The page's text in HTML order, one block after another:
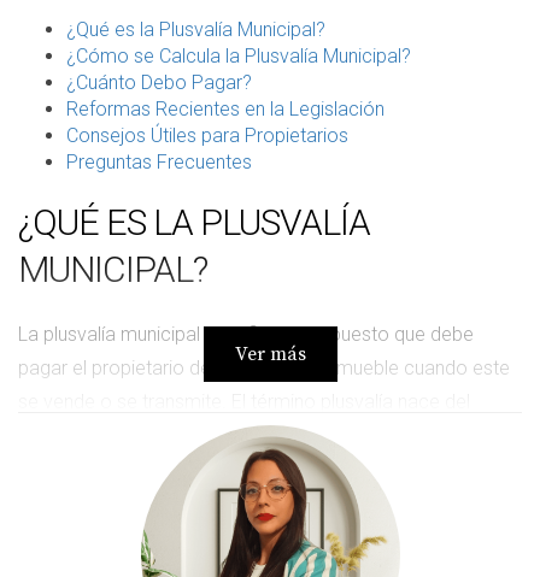
¿Qué es la Plusvalía Municipal?
¿Cómo se Calcula la Plusvalía Municipal?
¿Cuánto Debo Pagar?
Reformas Recientes en la Legislación
Consejos Útiles para Propietarios
Preguntas Frecuentes
¿QUÉ ES LA PLUSVALÍA
MUNICIPAL?
La plusvalía municipal se refiere al impuesto que debe
pagar el propietario de un terreno o inmueble cuando este
concepto de valor añadido, y se calcula sobre la diferencia
entre el valor de adquisición del inmueble y su valor en el
momento de la transmisión. Este incremento se produce,
generalmente, por el desarrollo urbano y la mejora de la
infraestructura en la zona donde se ubica el inmueble.
Ver más